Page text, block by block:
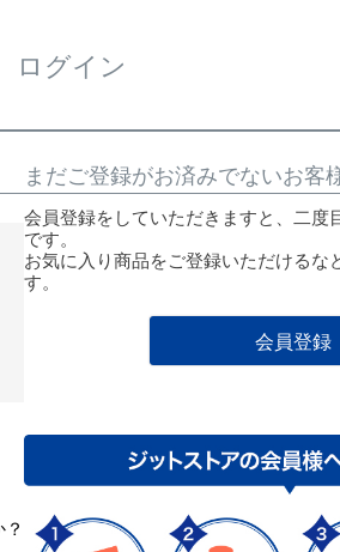
ログイン
まだご登録がお済みでないお客
会員登録をしていただきますと、二度
です。
お気に入り商品をご登録いただけるな
す。
会員登録